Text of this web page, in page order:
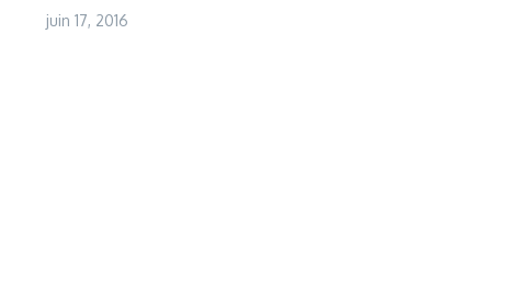
juin 17, 2016